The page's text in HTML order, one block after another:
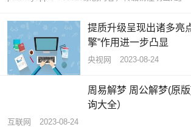
提质升级呈现出诸多亮
擎”作用进一步凸显
央视网 2023-08-24
周易解梦 周公解梦(原
询大全）
互联网 2023-08-24